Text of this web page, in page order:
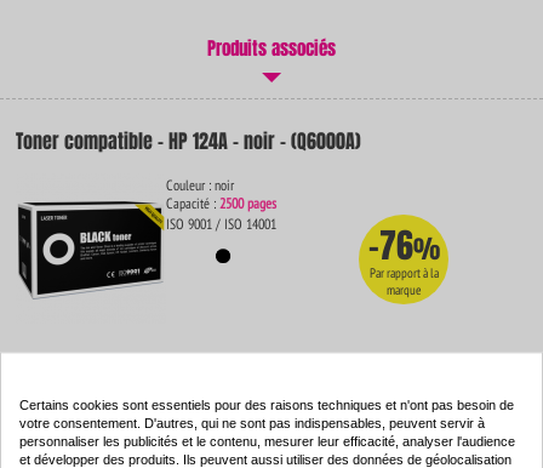
Produits associés
Toner compatible - HP 124A - noir - (Q6000A)
Couleur : noir
Capacité :2500 pages
ISO 9001 / ISO 14001
-76%
Par rapport à la
marque
37. 70€
Certains cookies sont essentiels pour des raisons techniques et n'ont pas besoin de
votre consentement. D'autres, qui ne sont pas indispensables, peuvent servir à
personnaliser les publicités et le contenu, mesurer leur efficacité, analyser l'audience
et développer des produits. Ils peuvent aussi utiliser des données de géolocalisation